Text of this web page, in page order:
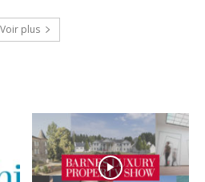
Voir plus